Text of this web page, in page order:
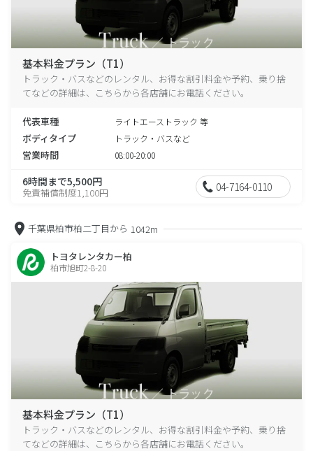
基本料金プラン（T1）
トラック・バスなどのレンタル、お得な割引料金や予約、乗り捨
てなどの詳細は、こちらから各店舗にお電話ください。
代表車種 ライトエーストラック 等
ボディタイプ トラック・バスなど
営業時間 08:00-20:00
6時間まで5,500円
免責補償制度1,100円 04-7164-0110
千葉県柏市柏二丁目から 1042m
トヨタレンタカー柏
柏市旭町2-8-20
基本料金プラン（T1）
トラック・バスなどのレンタル、お得な割引料金や予約、乗り捨
てなどの詳細は、こちらから各店舗にお電話ください。